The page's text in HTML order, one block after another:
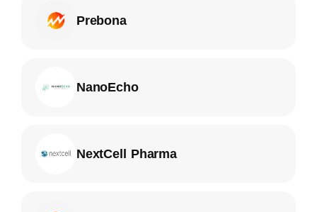
Prebona
NanoEcho
NextCell Pharma